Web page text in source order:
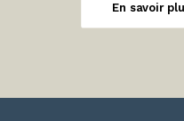
En savoir